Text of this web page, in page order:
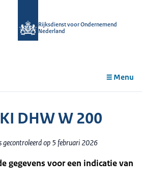
Rijksdienst voor Ondernemend
Nederland
Menu
DHW W 200
gecontroleerd op 5 februari 2026
gegevens voor een indicatie van